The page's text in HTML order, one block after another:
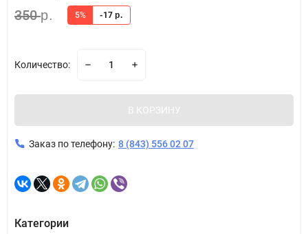
350р. 5% -17 р.
Количество:
В КОРЗИНУ
Заказ по телефону: 8 (843) 556 02 07
Категории